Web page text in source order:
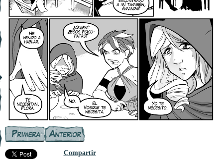
Compartir